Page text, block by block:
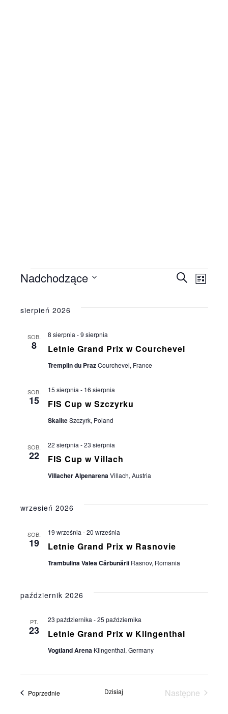
Wydarzenia
po
SzukajLista
Nadchodzące
datę.
sierpień 2026
SOB.
8 Letnie Grand Prix w Courchevel
8 sierpnia -9 sierpnia
Tremplin du PrazCourchevel, France
SOB.
15 FIS Cup w Szczyrku
15 sierpnia - 16 sierpnia
SkaliteSzczyrk, Poland
SOB.
22 FIS Cup w Villach
22 sierpnia -23 sierpnia
Villacher AlpenarenaVillach, Austria
wrzesień 2026
SOB.
19 Letnie Grand Prix w Rasnovie
19 września -20 września
Trambulina Valea Cărbunării Rasnov, Romania
październik 2026
PT.
23 Letnie Grand Prix w Klingenthal
23 października -25 października
Vogtland Arena Klingenthal, Germany
PoprzednieWydarzenia Dzisiaj
Następne